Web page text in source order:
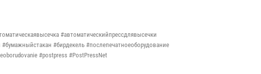
#автоматическийпрессдлявысечки
#бирдекель #послепечатноеоборудование
#postpress #PostPressNet